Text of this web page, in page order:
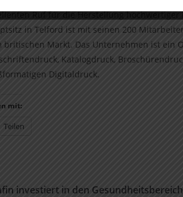
Ruf für die Herstellung
in Telford ist mit seinen 200
britischen Markt. Das Unternehmen ist ein
Katalogdruck,
Digitaldruck.
mit:
Teilen
investiert in den Gesundheitsbereich